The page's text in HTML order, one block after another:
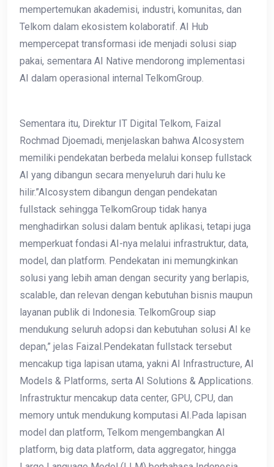
mempertemukan akademisi, industri, komunitas, dan
Telkom dalam ekosistem kolaboratif. AI Hub
mempercepat transformasi ide menjadi solusi siap
pakai, sementara AI Native mendorong implementasi
AI dalam operasional internal TelkomGroup.
Sementara itu, Direktur IT Digital Telkom, Faizal
Rochmad Djoemadi, menjelaskan bahwa AIcosystem
memiliki pendekatan berbeda melalui konsep fullstack
AI yang dibangun secara menyeluruh dari hulu ke
hilir.”AIcosystem dibangun dengan pendekatan
fullstack sehingga TelkomGroup tidak hanya
menghadirkan solusi dalam bentuk aplikasi, tetapi juga
memperkuat fondasi AI-nya melalui infrastruktur, data,
model, dan platform. Pendekatan ini memungkinkan
solusi yang lebih aman dengan security yang berlapis,
scalable, dan relevan dengan kebutuhan bisnis maupun
layanan publik di Indonesia. TelkomGroup siap
mendukung seluruh adopsi dan kebutuhan solusi AI ke
depan,” jelas Faizal.Pendekatan fullstack tersebut
mencakup tiga lapisan utama, yakni AI Infrastructure, AI
Models & Platforms, serta AI Solutions & Applications.
Infrastruktur mencakup data center, GPU, CPU, dan
memory untuk mendukung komputasi AI.Pada lapisan
model dan platform, Telkom mengembangkan AI
platform, big data platform, data aggregator, hingga